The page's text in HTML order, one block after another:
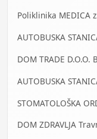
Poliklinika MEDICA
AUTOBUSKA
DOM TRADE D.O.O.
AUTOBUSKA
STOMATOLOŠKA
DOM ZDRAVLJA